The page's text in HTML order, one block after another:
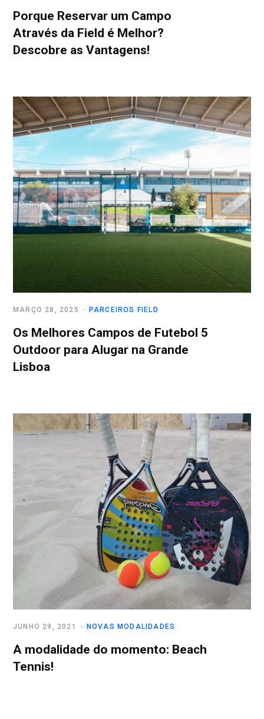
Porque Reservar um Campo
Através da Field é Melhor?
Descobre as Vantagens!
PARCEIROS FIELD
MARÇO 28, 2025
Os Melhores Campos de Futebol 5
Outdoor para Alugar na Grande
Lisboa
NOVAS MODALIDADES
JUNHO 29, 2021
A modalidade do momento: Beach
Tennis!